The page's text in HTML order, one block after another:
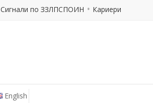
Кариери
Сигнали по ЗЗЛПСПОИН
English